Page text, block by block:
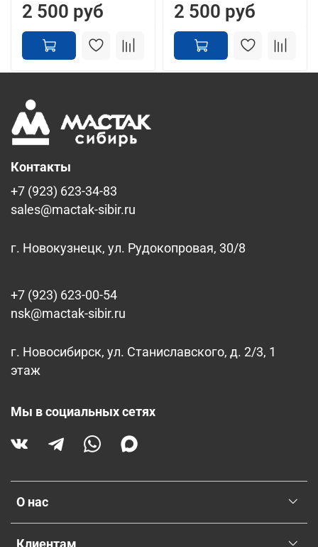
2 500 руб 2 500 руб
О нас
Контакты
+7 (923) 623-34-83
sales@mactak-sibir.ru
г. Новокузнецк, ул. Рудокопровая, 30/8
+7 (923) 623-00-54
nsk@mactak-sibir.ru
г. Новосибирск, ул. Станиславского, д. 2/3, 1
этаж
Мы в социальных сетях